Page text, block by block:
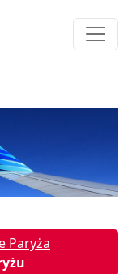
Paryża